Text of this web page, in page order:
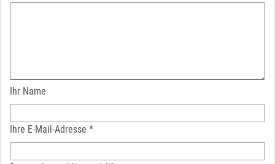
Ihr Name
Ihre E-Mail-Adresse *